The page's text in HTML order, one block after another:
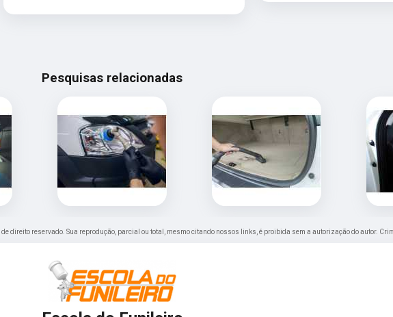
Pesquisas relacionadas
de direito reservado. Sua reprodução, parcial ou total, mesmo citando nossos links, é proibida sem a autorização do autor.